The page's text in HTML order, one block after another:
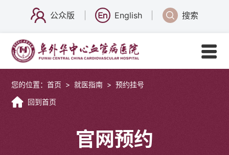
公众版 English 搜索
您的位置：首页 > 就医指南 > 预约挂号
回到首页
官网预约